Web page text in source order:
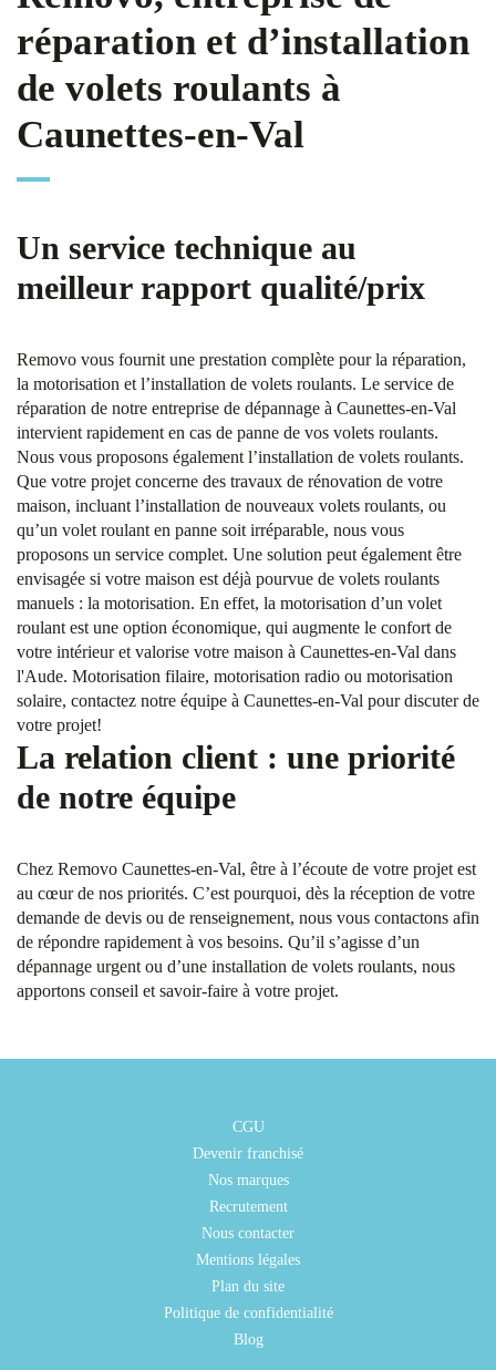
réparation et d’installation
de volets roulants à
Caunettes-en-Val
Un service technique au
meilleur rapport qualité/prix
Removo vous fournit une prestation complète pour la réparation,
la motorisation et l’installation de volets roulants. Le service de
réparation de notre entreprise de dépannage à Caunettes-en-Val
intervient rapidement en cas de panne de vos volets roulants.
Nous vous proposons également l’installation de volets roulants.
Que votre projet concerne des travaux de rénovation de votre
maison, incluant l’installation de nouveaux volets roulants, ou
qu’un volet roulant en panne soit irréparable, nous vous
proposons un service complet. Une solution peut également être
envisagée si votre maison est déjà pourvue de volets roulants
manuels : la motorisation. En effet, la motorisation d’un volet
roulant est une option économique, qui augmente le confort de
votre intérieur et valorise votre maison à Caunettes-en-Val dans
l'Aude. Motorisation filaire, motorisation radio ou motorisation
solaire, contactez notre équipe à Caunettes-en-Val pour discuter de
votre projet!
La relation client : une priorité
de notre équipe
Chez Removo Caunettes-en-Val, être à l’écoute de votre projet est
au cœur de nos priorités. C’est pourquoi, dès la réception de votre
demande de devis ou de renseignement, nous vous contactons afin
de répondre rapidement à vos besoins. Qu’il s’agisse d’un
dépannage urgent ou d’une installation de volets roulants, nous
apportons conseil et savoir-faire à votre projet.
CGU
Devenir franchisé
Nos marques
Recrutement
Nous contacter
Mentions légales
Plan du site
Politique de confidentialité
Blog